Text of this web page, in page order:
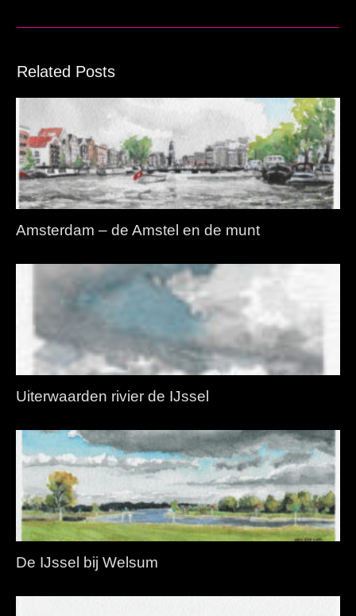
Related Posts
Amsterdam – de Amstel en de munt
Uiterwaarden rivier de IJssel
De IJssel bij Welsum